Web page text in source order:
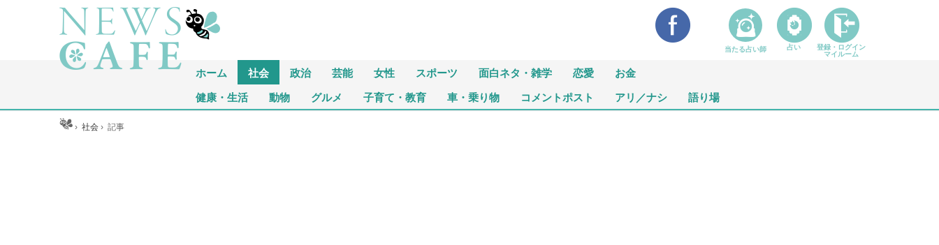
ホーム 社会 政治 芸能 女性 スポーツ 面白ネタ・雑学 恋愛 お金
健康・生活 動物 グルメ 子育て・教育 車・乗り物 コメントポスト アリ／ナシ 語り場
ホーム ›社会 ›記事
当たる占い師 占い
登録・ログイン
マイルーム